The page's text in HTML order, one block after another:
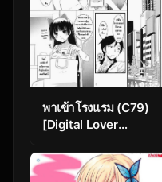
พาเข้าโรงแรม (C79)
[Digital Lover
action 57 (Ore no
Imouto ga Konna ni